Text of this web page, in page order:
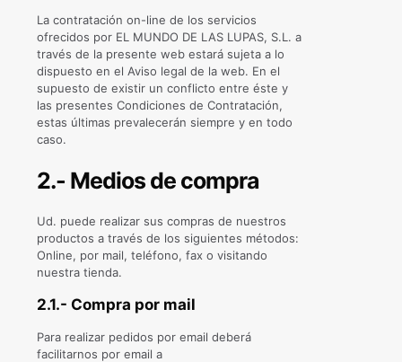
La contratación on-line de los servicios
ofrecidos por EL MUNDO DE LAS LUPAS, S.L. a
través de la presente web estará sujeta a lo
dispuesto en el Aviso legal de la web. En el
supuesto de existir un conflicto entre éste y
las presentes Condiciones de Contratación,
estas últimas prevalecerán siempre y en todo
caso.
2.- Medios de compra
Ud. puede realizar sus compras de nuestros
productos a través de los siguientes métodos:
Online, por mail, teléfono, fax o visitando
nuestra tienda.
2.1.- Compra por mail
Para realizar pedidos por email deberá
facilitarnos por email a